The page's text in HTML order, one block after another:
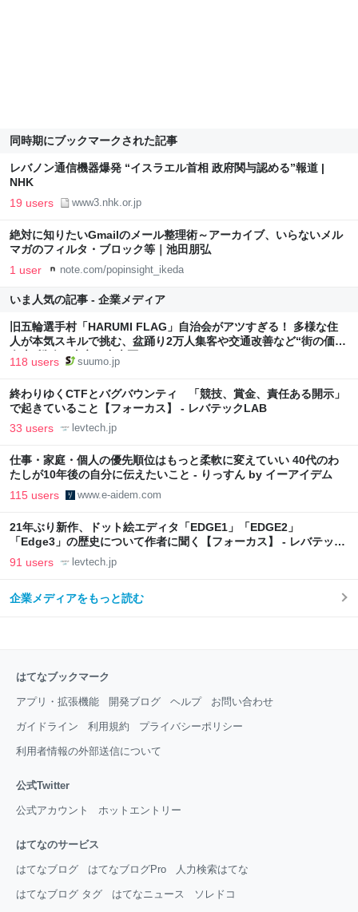
同時期にブックマークされた記事
レバノン通信機器爆発 “イスラエル首相 政府関与認める”報道 |
NHK
19 users www3.nhk.or.jp
絶対に知りたいGmailのメール整理術～アーカイブ、いらないメル
マガのフィルタ・ブロック等｜池田朋弘
1 user note.com/popinsight_ikeda
いま人気の記事 - 企業メディア
旧五輪選手村「HARUMI FLAG」自治会がアツすぎる！ 多様な住
人が本気スキルで挑む、盆踊り2万人集客や交通改善など“街の価値
向上”戦略 東京・中央区
118 users suumo.jp
終わりゆくCTFとバグバウンティ 「競技、賞金、責任ある開示」
で起きていること【フォーカス】 - レバテックLAB
33 users levtech.jp
仕事・家庭・個人の優先順位はもっと柔軟に変えていい 40代のわ
たしが10年後の自分に伝えたいこと - りっすん by イーアイデム
115 users www.e-aidem.com
21年ぶり新作、ドット絵エディタ「EDGE1」「EDGE2」
「Edge3」の歴史について作者に聞く【フォーカス】 - レバテック
LAB
91 users levtech.jp
企業メディアをもっと読む
はてなブックマーク
アプリ・拡張機能 開発ブログ ヘルプ お問い合わせ
ガイドライン 利用規約 プライバシーポリシー
利用者情報の外部送信について
公式Twitter
公式アカウント ホットエントリー
はてなのサービス
はてなブログ はてなブログPro 人力検索はてな
はてなブログ タグ はてなニュース ソレドコ